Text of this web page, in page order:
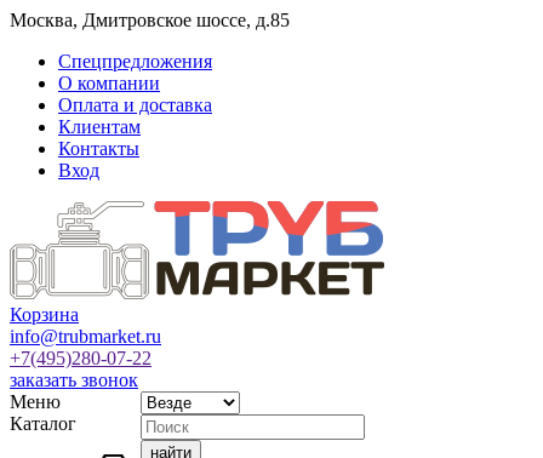
Москва, Дмитровское шоссе, д.85
Спецпредложения
О компании
Оплата и доставка
Клиентам
Контакты
Вход
Корзина
info@trubmarket.ru
+7(495)280-07-22
заказать звонок
Меню
Каталог